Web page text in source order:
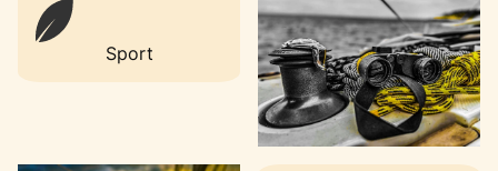
Sport